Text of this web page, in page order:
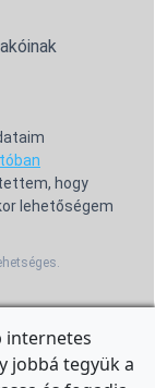
hogy
lehetőségem
internetes
jobbá tegyük a